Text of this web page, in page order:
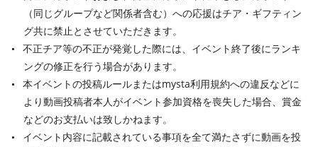
（同じグループなど関係者含む）への応援はチア・ギフティン
グ共に禁止とさせていただきます。
不正チア等の不正が発覚した際には、イベント終了後にランキ
ングの修正を行う場合があります。
本イベントの投稿ルールまたはmysta利用規約への違反などに
より動画投稿者本人がイベント参加資格を喪失した場合、賞金
などのお支払いは致しかねます。
イベント内容に記載されている事項を全て満たさずに動画を投